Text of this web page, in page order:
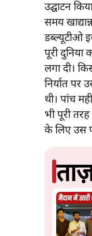
उद्घाटन
समय
डब्ल्यूटीओ
पूरी
लगा दी।
निर्यात पर
थी। पांच
भी पूरी
के लिए उस